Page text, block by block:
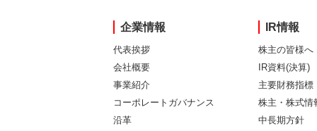
企業情報
代表挨拶
会社概要
事業紹介
コーポレートガバナンス
沿革
IR情報
株主の皆様へ
IR資料(決算)
主要財務指標
株主・株式情
中長期方針